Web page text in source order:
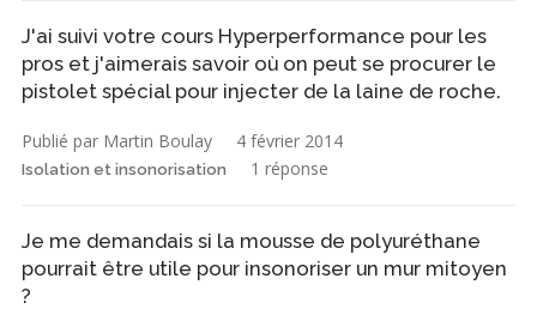
J'ai suivi votre cours Hyperperformance pour les
pros et j'aimerais savoir où on peut se procurer le
pistolet spécial pour injecter de la laine de roche.
Publié par Martin Boulay 4 février 2014
Isolation et insonorisation 1 réponse
Je me demandais si la mousse de polyuréthane
pourrait être utile pour insonoriser un mur mitoyen
?